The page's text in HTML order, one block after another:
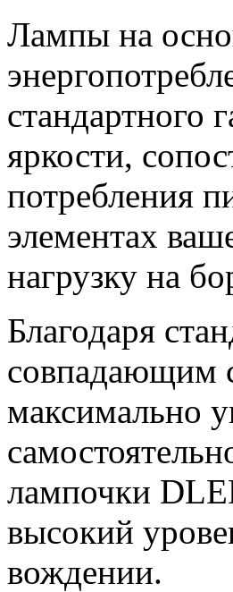
Лампы на
стандартного
яркости,
потребления
элементах
нагрузку на
Благодаря
совпадающим
максимально
лампочки
высокий
вождении.